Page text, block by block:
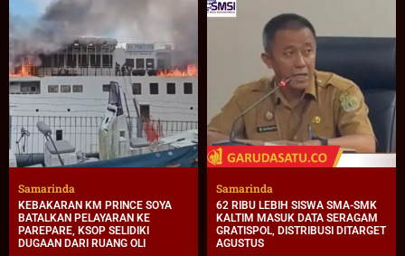
Samarinda
KEBAKARAN KM PRINCE SOYA
BATALKAN PELAYARAN KE
PAREPARE, KSOP SELIDIKI
DUGAAN DARI RUANG OLI
Samarinda
62 RIBU LEBIH SISWA SMA-SMK
KALTIM MASUK DATA SERAGAM
GRATISPOL, DISTRIBUSI DITARGET
AGUSTUS